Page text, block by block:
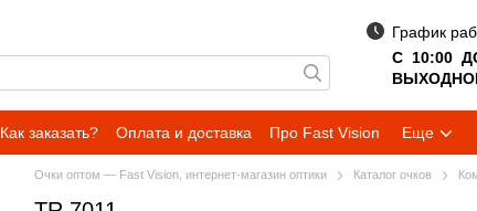
График
С 10:00
Как заказать? Оплата и доставка Про Fast Vision Еще
Очки оптом — Fast Vision, интернет-магазин оптики Каталог очков